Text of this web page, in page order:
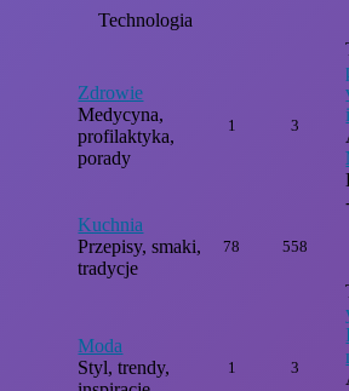
Technologia
Zdrowie
Medycyna,
profilaktyka,
porady
1 3
Kuchnia
Przepisy, smaki,
tradycje
78 558
Moda
Styl, trendy,
1 3